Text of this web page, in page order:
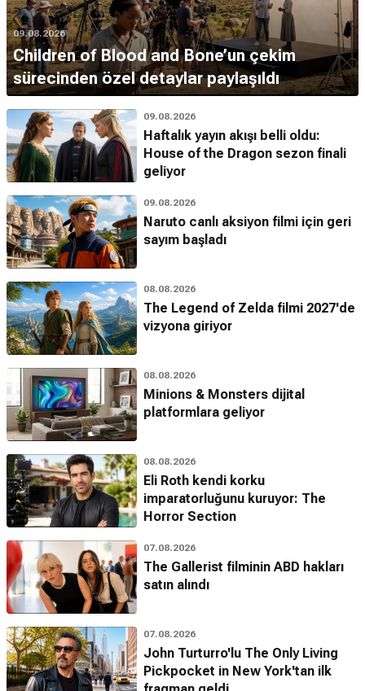
09.08.2026
Children of Blood and Bone’un çekim
sürecinden özel detaylar paylaşıldı
09.08.2026
Haftalık yayın akışı belli oldu:
House of the Dragon sezon finali
geliyor
09.08.2026
Naruto canlı aksiyon filmi için geri
sayım başladı
08.08.2026
The Legend of Zelda filmi 2027'de
vizyona giriyor
08.08.2026
Minions & Monsters dijital
platformlara geliyor
08.08.2026
Eli Roth kendi korku
imparatorluğunu kuruyor: The
Horror Section
07.08.2026
The Gallerist filminin ABD hakları
satın alındı
07.08.2026
John Turturro'lu The Only Living
Pickpocket in New York'tan ilk